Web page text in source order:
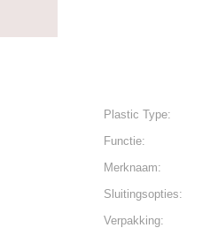
Plastic Type:
Functie:
Merknaam:
Sluitingsopties:
Verpakking: